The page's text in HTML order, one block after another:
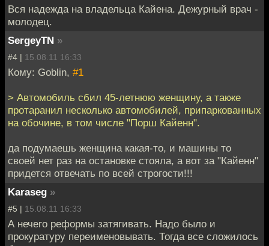
Вся надежда на владельца Кайена. Дежурный врач -
молодец.
SergeyTN »
#4 | 15.08.11 16:33
Кому: Goblin, #1
> Автомобиль сбил 45-летнюю женщину, а также
протаранил несколько автомобилей, припаркованных
на обочине, в том числе "Порш Кайенн".
да подумаешь женщина какая-то, и машины то
своей нет раз на остановке стояла, а вот за "Кайенн"
придется отвечать по всей строгости!!!
Karaseg »
#5 | 15.08.11 16:33
А нечего реформы затягивать. Надо было и
прокуратуру переименовывать. Тогда все сложилось